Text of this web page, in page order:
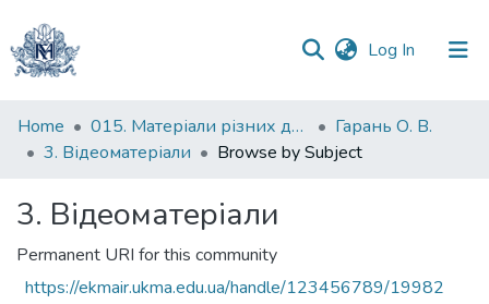
Log In (current)
Communities
&
All of DSpace
Home 015. Матеріали різних дослідників та організацій
Гарань О. В.
3. Відеоматеріали
Browse by Subject
3. Відеоматеріали
Permanent URI for this community
https://ekmair.ukma.edu.ua/handle/123456789/19982